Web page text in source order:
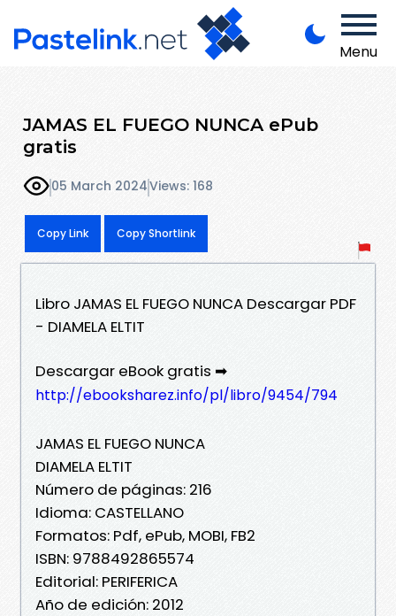
Menu
JAMAS EL FUEGO NUNCA ePub
gratis
05 March 2024Views: 168
Copy Link Copy Shortlink
Libro JAMAS EL FUEGO NUNCA Descargar PDF
- DIAMELA ELTIT
Descargar eBook gratis ➡
http://ebooksharez.info/pl/libro/9454/794
JAMAS EL FUEGO NUNCA
DIAMELA ELTIT
Número de páginas: 216
Idioma: CASTELLANO
Formatos: Pdf, ePub, MOBI, FB2
ISBN: 9788492865574
Editorial: PERIFERICA
Año de edición: 2012